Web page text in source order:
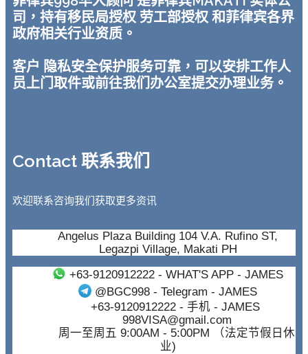
司，持有移民局授权 劳工部授权 和菲律宾各界
政府相关行业资质。
客户 隐私安全保护服务可靠，可以安排工作人
员上门取件或前往我们办公室提交办理业务。
Contact 联系我们
欢迎联系咨询我们获取更多资讯
Angelus Plaza Building 104 V.A. Rufino ST,
Legazpi Village, Makati PH
+63-9120912222- WHAT'S APP - JAMES
@BGC998 - Telegram - JAMES
+63-9120912222- 手机 - JAMES
998VISA@gmail.com
周一至周五 9:00AM - 5:00PM （法定节假日休
业)